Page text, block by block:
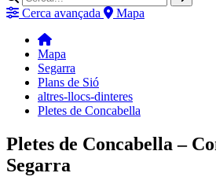
Cerca avançada Mapa
Mapa
Segarra
Plans de Sió
altres-llocs-dinteres
Pletes de Concabella
Pletes de Concabella –
Segarra